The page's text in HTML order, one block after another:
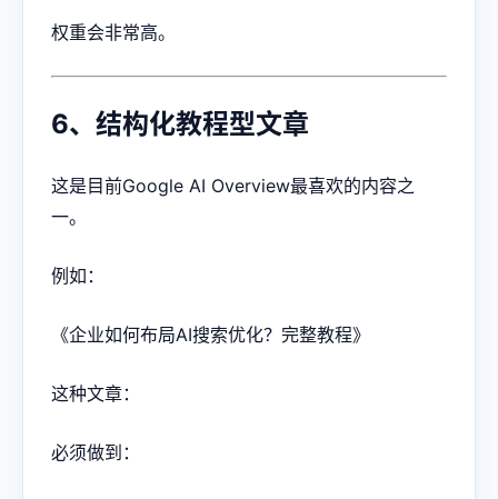
权重会非常高。
6、结构化教程型文章
这是目前Google AI Overview最喜欢的内容之
一。
例如：
《企业如何布局AI搜索优化？完整教程》
这种文章：
必须做到：